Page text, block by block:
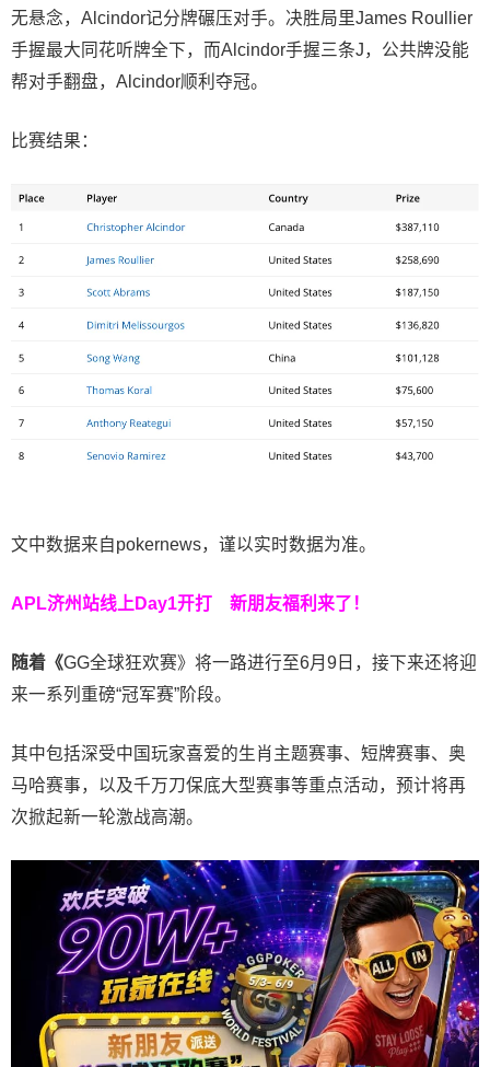
无悬念，Alcindor记分牌碾压对手。决胜局里James Roullier
手握最大同花听牌全下，而Alcindor手握三条J，公共牌没能
帮对手翻盘，Alcindor顺利夺冠。
比赛结果：
文中数据来自pokernews，谨以实时数据为准。
APL济州站线上Day1开打 新朋友福利来了！
随着《GG全球狂欢赛》将一路进行至6月9日，接下来还将迎
来一系列重磅“冠军赛”阶段。
其中包括深受中国玩家喜爱的生肖主题赛事、短牌赛事、奥
马哈赛事，以及千万刀保底大型赛事等重点活动，预计将再
次掀起新一轮激战高潮。